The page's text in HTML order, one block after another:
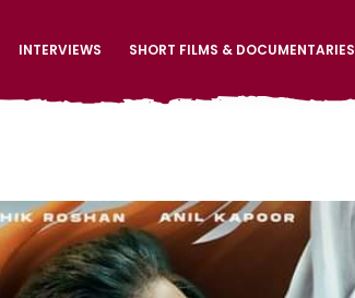
INTERVIEWS SHORT FILMS & DOCUMENTARIES